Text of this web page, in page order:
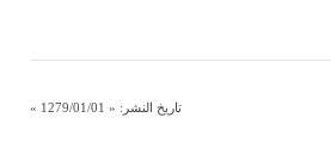
تاريخ النشر: « 1279/01/01 »